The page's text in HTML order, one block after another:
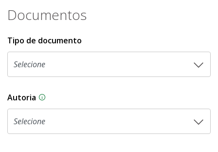
Documentos
Tipo de documento
Autoria As proposições legislativas na CLDF podem